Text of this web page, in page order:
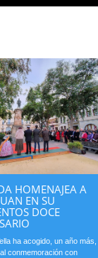
HOMENAJEA A
EN SU
DOCE
ha acogido, un año más,
conmemoración con